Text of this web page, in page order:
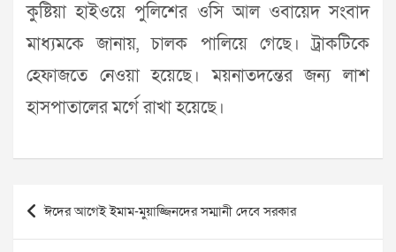
কুষ্টিয়া হাইওয়ে পুলিশের ওসি আল ওবায়েদ সংবাদ
মাধ্যমকে জানায়, চালক পালিয়ে গেছে। ট্রাকটিকে
হেফাজতে নেওয়া হয়েছে। ময়নাতদন্তের জন্য লাশ
হাসপাতালের মর্গে রাখা হয়েছে।
Post
navigation
ঈদের আগেই ইমাম-মুয়াজ্জিনদের সম্মানী দেবে সরকার